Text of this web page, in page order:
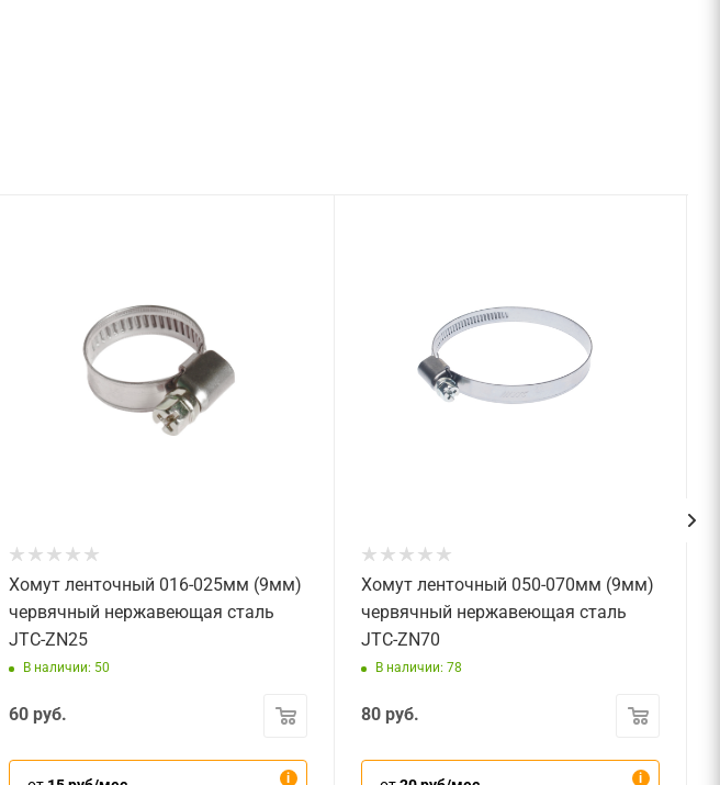
Хомут ленточный 016-025мм (9мм)
червячный нержавеющая сталь
JTC-ZN25
В наличии: 50
60 руб.
Хомут ленточный 050-070мм (9мм)
червячный нержавеющая сталь
JTC-ZN70
В наличии: 78
80 руб.